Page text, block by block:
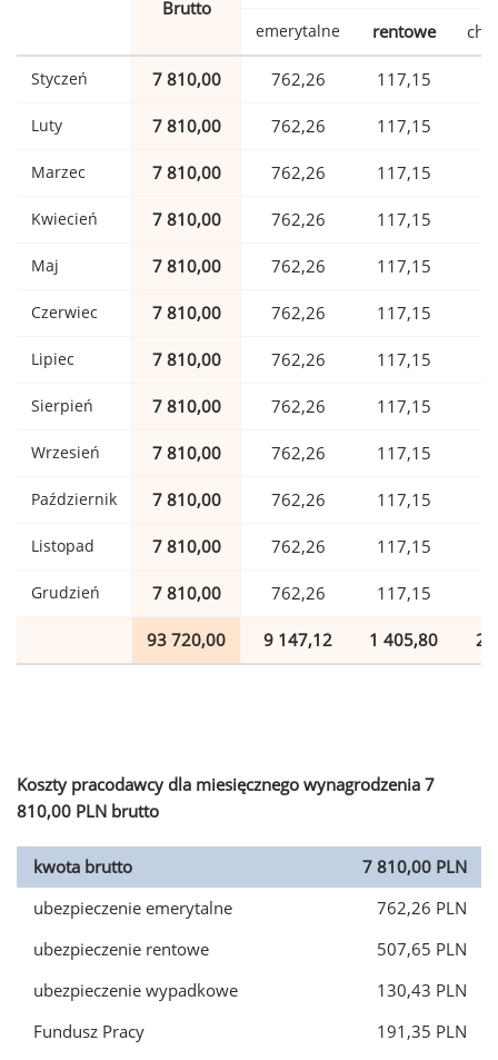
Brutto
emerytalne rentowe
Styczeń 7 810,00 762,26 117,15
Luty 7 810,00 762,26 117,15
Marzec 7 810,00 762,26 117,15
Kwiecień 7 810,00 762,26 117,15
Maj 7 810,00 762,26 117,15
Czerwiec 7 810,00 762,26 117,15
Lipiec 7 810,00 762,26 117,15
Sierpień 7 810,00 762,26 117,15
Wrzesień 7 810,00 762,26 117,15
Październik 7 810,00 762,26 117,15
Listopad 7 810,00 762,26 117,15
Grudzień 7 810,00 762,26 117,15
93 720,00 9 147,12 1 405,80 2
Koszty pracodawcy dla miesięcznego wynagrodzenia 7
810,00 PLN brutto
kwota brutto
7 810,00 PLN
ubezpieczenie emerytalne
762,26 PLN
ubezpieczenie rentowe
507,65 PLN
ubezpieczenie wypadkowe
130,43 PLN
Fundusz Pracy
191,35 PLN